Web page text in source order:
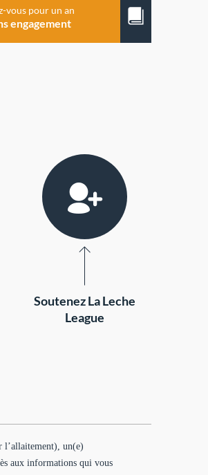
vous pour un an
engagement
Soutenez La Leche
League
l’allaitement), un(e)
aux informations qui vous